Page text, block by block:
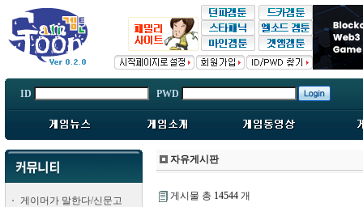
ID PWD
게이머가 말한다/신문고
자유게시판
게시물 총 14544 개